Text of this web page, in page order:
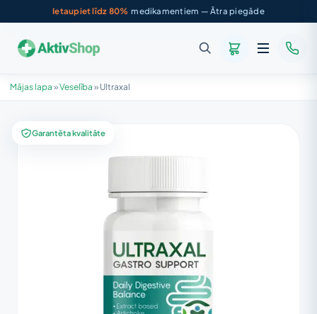
Ietaupiet līdz 80% medikamentiem — Ātra piegāde
Mājas lapa »Veselība » Ultraxal
Garantēta kvalitāte